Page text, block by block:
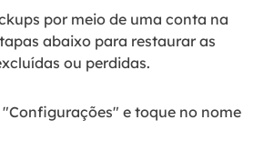
por meio de uma conta na
abaixo para restaurar as
ou perdidas.
e toque no nome